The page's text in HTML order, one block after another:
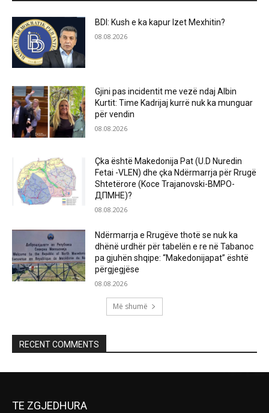
BDI: Kush e ka kapur Izet Mexhitin?
08.08.2026
Gjini pas incidentit me vezë ndaj Albin
Kurtit: Time Kadrijaj kurrë nuk ka munguar
për vendin
08.08.2026
Çka është Makedonija Pat (U.D Nuredin
Fetai -VLEN) dhe çka Ndërmarrja për Rrugë
Shtetërore (Koce Trajanovski-ВМРО-
ДПМНЕ)?
08.08.2026
Ndërmarrja e Rrugëve thotë se nuk ka
dhënë urdhër për tabelën e re në Tabanoc
pa gjuhën shqipe: “Makedonijapat” është
përgjegjëse
08.08.2026
Më shumë
RECENT COMMENTS
TE ZGJEDHURA